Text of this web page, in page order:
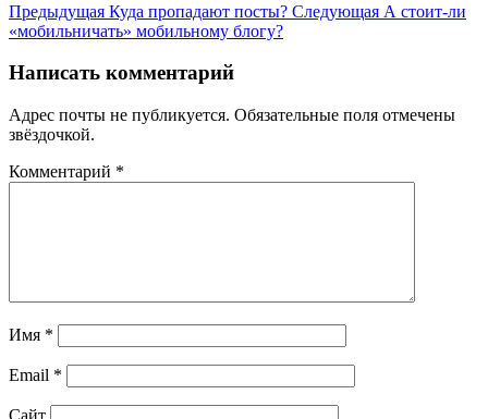
Предыдущая Куда пропадают посты? Следующая А стоит-ли
«мобильничать» мобильному блогу?
Написать комментарий
Адрес почты не публикуется. Обязательные поля отмечены
звёздочкой.
Комментарий *
Имя *
Email *
Сайт